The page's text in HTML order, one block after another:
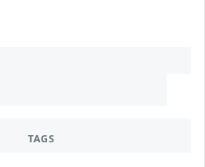
TAGS